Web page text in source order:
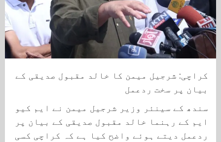
کراچی: شرجیل میمن کا خالد مقبول صدیقی کے
بیان پر سخت ردعمل
سندھ کے سینئر وزیر شرجیل میمن نے ایم کیو
ایم کے رہنما خالد مقبول صدیقی کے بیان پر
ردعمل دیتے ہوئے واضح کیا ہے کہ کراچی کسی